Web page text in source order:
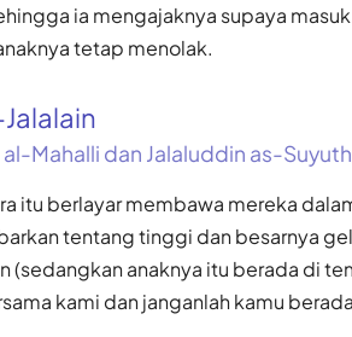
ia mengajaknya supaya
tetap menolak.
Mahalli dan Jalaluddin as-
itu berlayar membawa mereka
tentang tinggi dan besarnya
(sedangkan anaknya itu berada di
kami dan janganlah kamu